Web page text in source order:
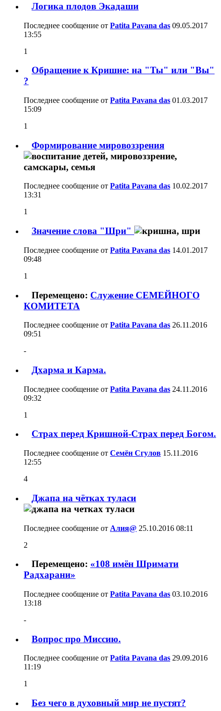
Логика плодов Экадаши
Последнее сообщение от Patita Pavana das 09.05.2017
13:55
1
Обращение к Кришне: на "Ты" или "Вы"
?
Последнее сообщение от Patita Pavana das 01.03.2017
15:09
1
Формирование мировоззрения
Последнее сообщение от Patita Pavana das 10.02.2017
13:31
1
Значение слова "Шри"
Последнее сообщение от Patita Pavana das 14.01.2017
09:48
1
Перемещено: Служение СЕМЕЙНОГО
КОМИТЕТА
Последнее сообщение от Patita Pavana das 26.11.2016
09:51
-
Дхарма и Карма.
Последнее сообщение от Patita Pavana das 24.11.2016
09:32
1
Страх перед Кришной-Страх перед Богом.
Последнее сообщение от Семён Сгулов 15.11.2016
12:55
4
Джапа на чётках туласи
Последнее сообщение от Алия@ 25.10.2016 08:11
2
Перемещено: «108 имён Шримати
Радхарани»
Последнее сообщение от Patita Pavana das 03.10.2016
13:18
-
Вопрос про Миссию.
Последнее сообщение от Patita Pavana das 29.09.2016
11:19
1
Без чего в духовный мир не пустят?